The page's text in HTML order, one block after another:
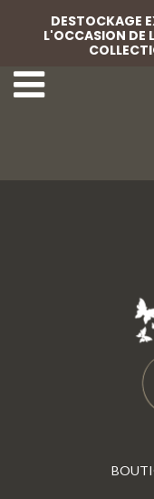
17 Angela
DESTOCKAGE
L'OCCASION DE